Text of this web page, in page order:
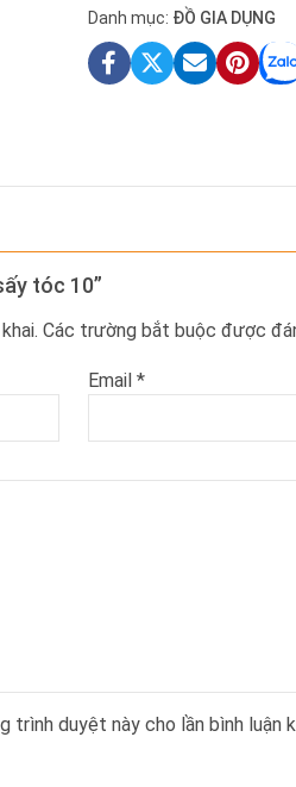
lượng
Danh mục: ĐỒ GIA DỤNG
tóc 10”
Các trường bắt buộc được
Email *
trình duyệt này cho lần bình luận